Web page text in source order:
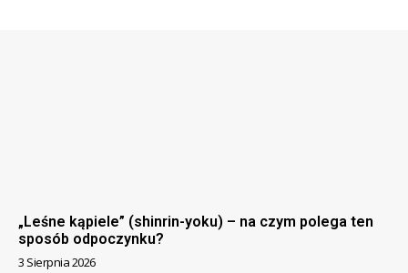
„Leśne kąpiele” (shinrin-yoku) – na czym polega ten
sposób odpoczynku?
3 Sierpnia 2026